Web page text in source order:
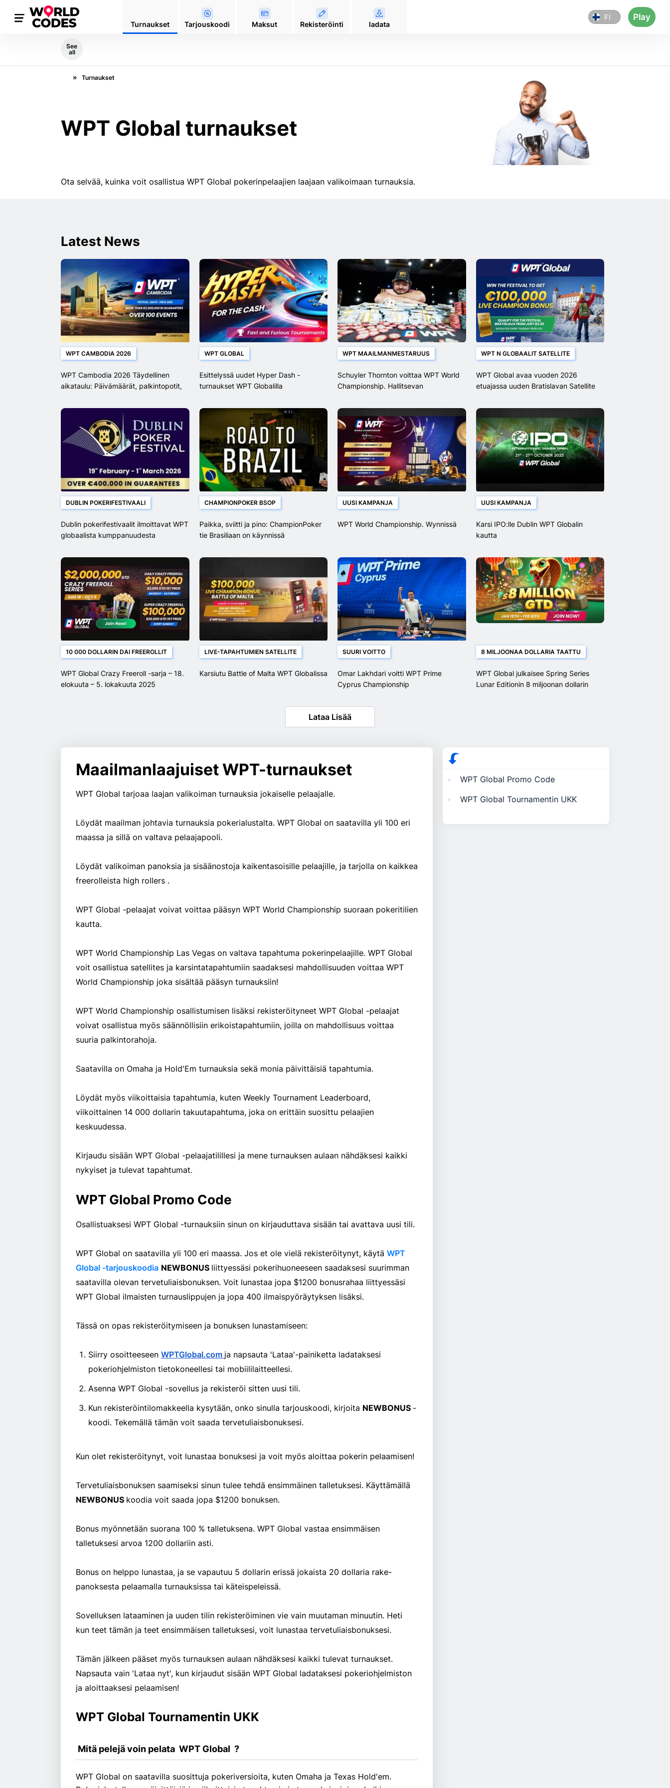
Turnaukset Tarjouskoodi Maksut Rekisteröinti ladata
FI Play
See
all
Turnaukset
WPT Global turnaukset
Ota selvää, kuinka voit osallistua WPT Global pokerinpelaajien laajaan valikoimaan turnauksia.
Latest News
WPT CAMBODIA 2026
WPT Cambodia 2026 Täydellinen
aikataulu: Päivämäärät, palkintopotit,
WPT GLOBAL
Esittelyssä uudet Hyper Dash -
turnaukset WPT Globalilla
WPT MAAILMANMESTARUUS
Schuyler Thornton voittaa WPT World
Championship. Hallitsevan
WPT N GLOBAALIT SATELLITE
WPT Global avaa vuoden 2026
etuajassa uuden Bratislavan Satellite
DUBLIN POKERIFESTIVAALI
Dublin pokerifestivaalit ilmoittavat WPT
globaalista kumppanuudesta
CHAMPIONPOKER BSOP
Paikka, sviitti ja pino: ChampionPoker
tie Brasiliaan on käynnissä
UUSI KAMPANJA
WPT World Championship. Wynnissä
UUSI KAMPANJA
Karsi IPO:lle Dublin WPT Globalin
kautta
10 000 DOLLARIN DAI FREEROLLIT
WPT Global Crazy Freeroll -sarja – 18.
elokuuta – 5. lokakuuta 2025
LIVE-TAPAHTUMIEN SATELLITE
Karsiutu Battle of Malta WPT Globalissa
SUURI VOITTO
Omar Lakhdari voitti WPT Prime
Cyprus Championship
8 MILJOONAA DOLLARIA TAATTU
WPT Global julkaisee Spring Series
Lunar Editionin 8 miljoonan dollarin
Lataa Lisää
Maailmanlaajuiset WPT-turnaukset
WPT Global tarjoaa laajan valikoiman turnauksia jokaiselle pelaajalle.
Löydät maailman johtavia turnauksia pokerialustalta. WPT Global on saatavilla yli 100 eri
maassa ja sillä on valtava pelaajapooli.
Löydät valikoiman panoksia ja sisäänostoja kaikentasoisille pelaajille, ja tarjolla on kaikkea
freerolleista high rollers .
WPT Global -pelaajat voivat voittaa pääsyn WPT World Championship suoraan pokeritilien
kautta.
WPT World Championship Las Vegas on valtava tapahtuma pokerinpelaajille. WPT Global
voit osallistua satellites ja karsintatapahtumiin saadaksesi mahdollisuuden voittaa WPT
World Championship joka sisältää pääsyn turnauksiin!
WPT World Championship osallistumisen lisäksi rekisteröityneet WPT Global -pelaajat
voivat osallistua myös säännöllisiin erikoistapahtumiin, joilla on mahdollisuus voittaa
suuria palkintorahoja.
Saatavilla on Omaha ja Hold'Em turnauksia sekä monia päivittäisiä tapahtumia.
Löydät myös viikoittaisia tapahtumia, kuten Weekly Tournament Leaderboard,
viikoittainen 14 000 dollarin takuutapahtuma, joka on erittäin suosittu pelaajien
keskuudessa.
Kirjaudu sisään WPT Global -pelaajatilillesi ja mene turnauksen aulaan nähdäksesi kaikki
nykyiset ja tulevat tapahtumat.
WPT Global Promo Code
Osallistuaksesi WPT Global -turnauksiin sinun on kirjauduttava sisään tai avattava uusi tili.
WPT Global on saatavilla yli 100 eri maassa. Jos et ole vielä rekisteröitynyt, käytä WPT
Global -tarjouskoodia NEWBONUS liittyessäsi pokerihuoneeseen saadaksesi suurimman
saatavilla olevan tervetuliaisbonuksen. Voit lunastaa jopa $1200 bonusrahaa liittyessäsi
WPT Global ilmaisten turnauslippujen ja jopa 400 ilmaispyöräytyksen lisäksi.
Tässä on opas rekisteröitymiseen ja bonuksen lunastamiseen:
Siirry osoitteeseen WPTGlobal.com ja napsauta 'Lataa'-painiketta ladataksesi
pokeriohjelmiston tietokoneellesi tai mobiililaitteellesi.
Asenna WPT Global -sovellus ja rekisteröi sitten uusi tili.
Kun rekisteröintilomakkeella kysytään, onko sinulla tarjouskoodi, kirjoita NEWBONUS -
koodi. Tekemällä tämän voit saada tervetuliaisbonuksesi.
Kun olet rekisteröitynyt, voit lunastaa bonuksesi ja voit myös aloittaa pokerin pelaamisen!
Tervetuliaisbonuksen saamiseksi sinun tulee tehdä ensimmäinen talletuksesi. Käyttämällä
NEWBONUS koodia voit saada jopa $1200 bonuksen.
Bonus myönnetään suorana 100 % talletuksena. WPT Global vastaa ensimmäisen
talletuksesi arvoa 1200 dollariin asti.
Bonus on helppo lunastaa, ja se vapautuu 5 dollarin erissä jokaista 20 dollaria rake-
panoksesta pelaamalla turnauksissa tai käteispeleissä.
Sovelluksen lataaminen ja uuden tilin rekisteröiminen vie vain muutaman minuutin. Heti
kun teet tämän ja teet ensimmäisen talletuksesi, voit lunastaa tervetuliaisbonuksesi.
Tämän jälkeen pääset myös turnauksen aulaan nähdäksesi kaikki tulevat turnaukset.
Napsauta vain 'Lataa nyt', kun kirjaudut sisään WPT Global ladataksesi pokeriohjelmiston
ja aloittaaksesi pelaamisen!
WPT Global Tournamentin UKK
Mitä pelejä voin pelata  WPT Global  ?
WPT Global on saatavilla suosittuja pokeriversioita, kuten Omaha ja Texas Hold'em.
WPT Global Promo Code
WPT Global Tournamentin UKK